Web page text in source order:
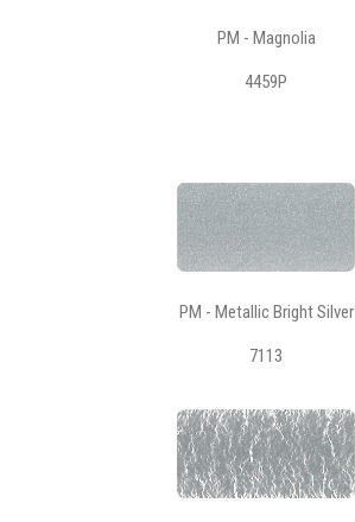
PM - Magnolia
4459P
PM - Metallic Bright Silver
7113